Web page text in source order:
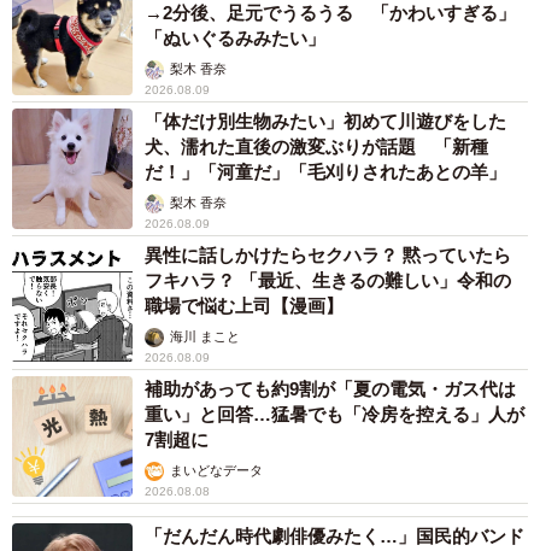
→2分後、足元でうるうる 「かわいすぎる」
「ぬいぐるみみたい」
梨木 香奈
2026.08.09
「体だけ別生物みたい」初めて川遊びをした
犬、濡れた直後の激変ぶりが話題 「新種
だ！」「河童だ」「毛刈りされたあとの羊」
梨木 香奈
2026.08.09
異性に話しかけたらセクハラ？ 黙っていたら
フキハラ？ 「最近、生きるの難しい」令和の
職場で悩む上司【漫画】
海川 まこと
2026.08.09
補助があっても約9割が「夏の電気・ガス代は
重い」と回答…猛暑でも「冷房を控える」人が
7割超に
まいどなデータ
2026.08.08
「だんだん時代劇俳優みたく…」国民的バンド